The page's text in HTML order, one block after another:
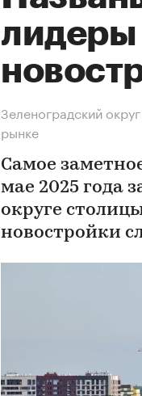
лидеры
Зеленоградский
рынке
Самое
мае 2025 года
округе
новостройки